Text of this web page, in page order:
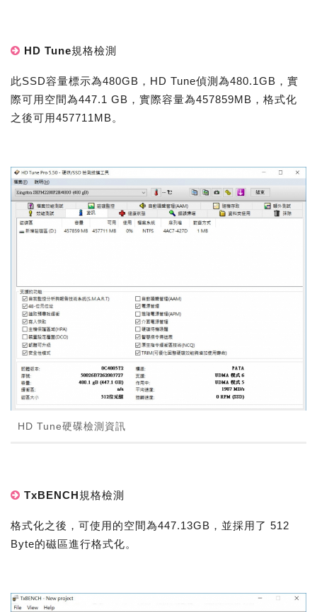
HD Tune規格檢測
此SSD容量標示為480GB，HD Tune偵測為480.1GB，實
際可用空間為447.1 GB，實際容量為457859MB，格式化
之後可用457711MB。
HD Tune硬碟檢測資訊
TxBENCH規格檢測
格式化之後，可使用的空間為447.13GB，並採用了 512
Byte的磁區進行格式化。